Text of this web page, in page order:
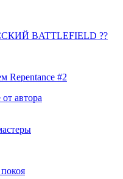
BATTLEFIELD ??
Repentance #2
автора